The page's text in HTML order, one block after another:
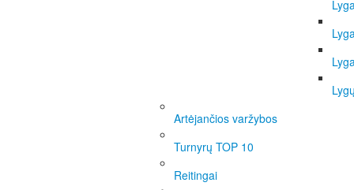
Artėjančios varžybos
Turnyrų TOP 10
Reitingai